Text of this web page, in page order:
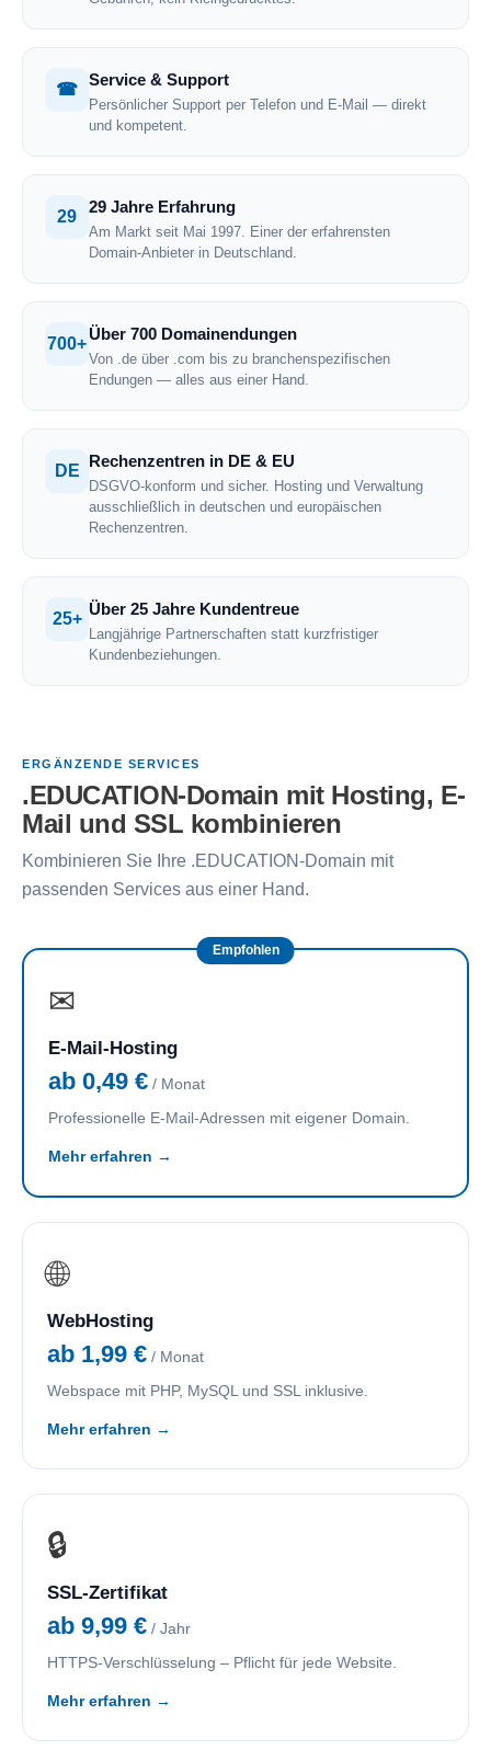
☎
Service & Support
Persönlicher Support per Telefon und E-Mail — direkt
und kompetent.
29
29 Jahre Erfahrung
Am Markt seit Mai 1997. Einer der erfahrensten
Domain-Anbieter in Deutschland.
700+
Über 700 Domainendungen
Von .de über .com bis zu branchenspezifischen
Endungen — alles aus einer Hand.
DE
Rechenzentren in DE & EU
DSGVO-konform und sicher. Hosting und Verwaltung
ausschließlich in deutschen und europäischen
Rechenzentren.
25+
Über 25 Jahre Kundentreue
Langjährige Partnerschaften statt kurzfristiger
Kundenbeziehungen.
ERGÄNZENDE SERVICES
.EDUCATION-Domain mit Hosting, E-
Mail und SSL kombinieren
Kombinieren Sie Ihre .EDUCATION-Domain mit
passenden Services aus einer Hand.
Empfohlen
✉
E-Mail-Hosting
ab 0,49 € / Monat
Professionelle E-Mail-Adressen mit eigener Domain.
Mehr erfahren →
🌐
WebHosting
ab 1,99 € / Monat
Webspace mit PHP, MySQL und SSL inklusive.
Mehr erfahren →
🔒
SSL-Zertifikat
ab 9,99 € / Jahr
HTTPS-Verschlüsselung – Pflicht für jede Website.
Mehr erfahren →